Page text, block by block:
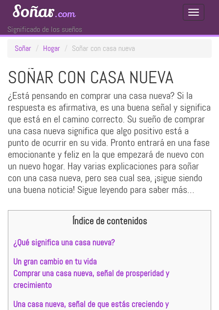
Toggle
Soñar.com
Significado de los sueños
Soñar
Hogar Soñar con casa nueva
SOÑAR CON CASA NUEVA
¿Está pensando en comprar una casa nueva? Si la
respuesta es afirmativa, es una buena señal y significa
que está en el camino correcto. Su sueño de comprar
una casa nueva significa que algo positivo está a
punto de ocurrir en su vida. Pronto entrará en una fase
emocionante y feliz en la que empezará de nuevo con
un nuevo hogar. Hay varias explicaciones para soñar
con una casa nueva, pero sea cual sea, ¡sigue siendo
una buena noticia! Sigue leyendo para saber más…
Índice de contenidos
¿Qué significa una casa nueva?
Un gran cambio en tu vida
Comprar una casa nueva, señal de prosperidad y
crecimiento
Una casa nueva, señal de que estás creciendo y